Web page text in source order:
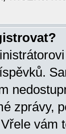
zprávy,
vám